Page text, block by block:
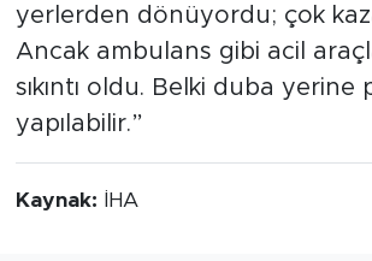
yerlerden dönüyordu; çok
Ancak ambulans gibi acil
sıkıntı oldu. Belki duba yerine
yapılabilir.”
Kaynak: İHA